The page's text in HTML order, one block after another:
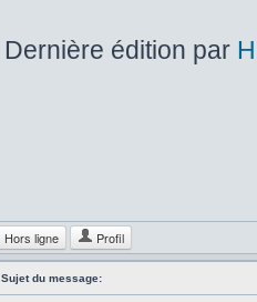
Dernière édition par
Hors ligne Profil
Sujet du message: